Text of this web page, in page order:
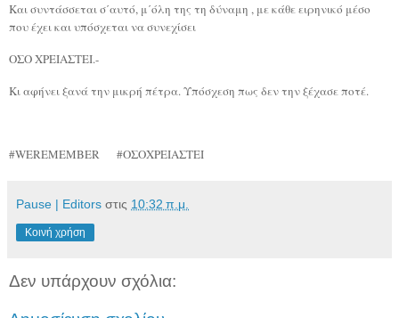
Και συντάσσεται σ΄αυτό, μ΄όλη της τη δύναμη , με κάθε ειρηνικό μέσο
που έχει και υπόσχεται να συνεχίσει
ΟΣΟ ΧΡΕΙΑΣΤΕΙ.-
Κι αφήνει ξανά την μικρή πέτρα. Υπόσχεση πως δεν την ξέχασε ποτέ.
#WEREMEMBER #ΟΣΟΧΡΕΙΑΣΤΕΙ
Pause | Editors στις 10:32 π.μ.
Κοινή χρήση
Δεν υπάρχουν σχόλια: